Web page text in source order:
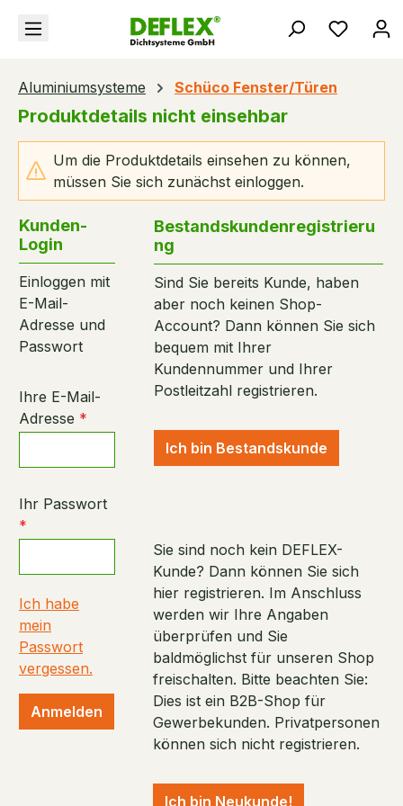
springen Du
Aluminiumsysteme Schüco Fenster/Türen
Produktdetails nicht einsehbar
Um die Produktdetails einsehen zu können,
müssen Sie sich zunächst einloggen.
Kunden-
Login
Einloggen mit
E-Mail-
Adresse und
Passwort
Ihre E-Mail-
Adresse *
Ihr Passwort
*
Ich habe
mein
Passwort
vergessen.
Anmelden
Bestandskundenregistrieru
ng
Sind Sie bereits Kunde, haben
aber noch keinen Shop-
Account? Dann können Sie sich
bequem mit Ihrer
Kundennummer und Ihrer
Postleitzahl registrieren.
Ich bin Bestandskunde
Sie sind noch kein DEFLEX-
Kunde? Dann können Sie sich
hier registrieren. Im Anschluss
werden wir Ihre Angaben
überprüfen und Sie
baldmöglichst für unseren Shop
freischalten. Bitte beachten Sie:
Dies ist ein B2B-Shop für
Gewerbekunden. Privatpersonen
können sich nicht registrieren.
Ich bin Neukunde!